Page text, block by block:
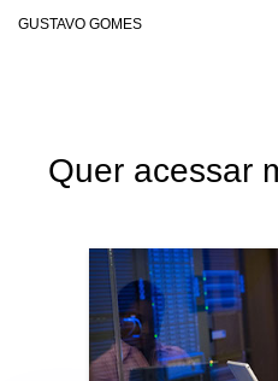
GUSTAVO GOMES
Quer acessar